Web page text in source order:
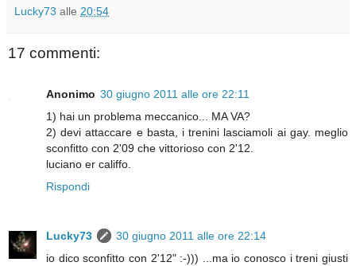
Lucky73 alle 20:54
17 commenti:
Anonimo 30 giugno 2011 alle ore 22:11
1) hai un problema meccanico... MA VA?
2) devi attaccare e basta, i trenini lasciamoli ai gay. meglio
sconfitto con 2'09 che vittorioso con 2'12.
luciano er califfo.
Rispondi
Lucky73
30 giugno 2011 alle ore 22:14
io dico sconfitto con 2'12" :-))) ...ma io conosco i treni giusti